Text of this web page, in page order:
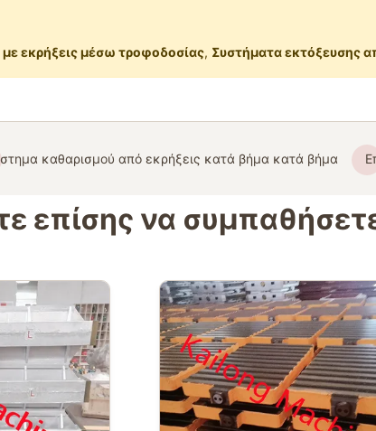
εκρήξεις μέσω τροφοδοσίας, Συστήματα εκτόξευσης
καθαρισμού από εκρήξεις κατά βήμα κατά βήμα
επίσης να